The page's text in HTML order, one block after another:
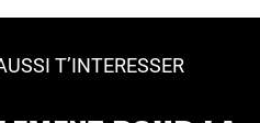
T’INTERESSER